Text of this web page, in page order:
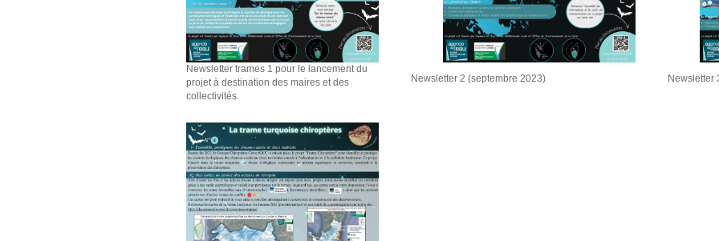
Newsletter trames 1 pour le lancement du
projet à destination des maires et des
collectivités.
Newsletter 2 (septembre 2023) Newsletter